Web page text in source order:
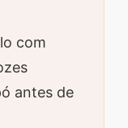
com
antes de